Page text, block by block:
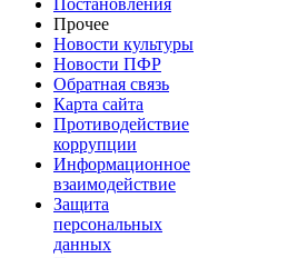
Постановления
Прочее
Новости культуры
Новости ПФР
Обратная связь
Карта сайта
Противодействие
коррупции
Информационное
взаимодействие
Защита
персональных
данных